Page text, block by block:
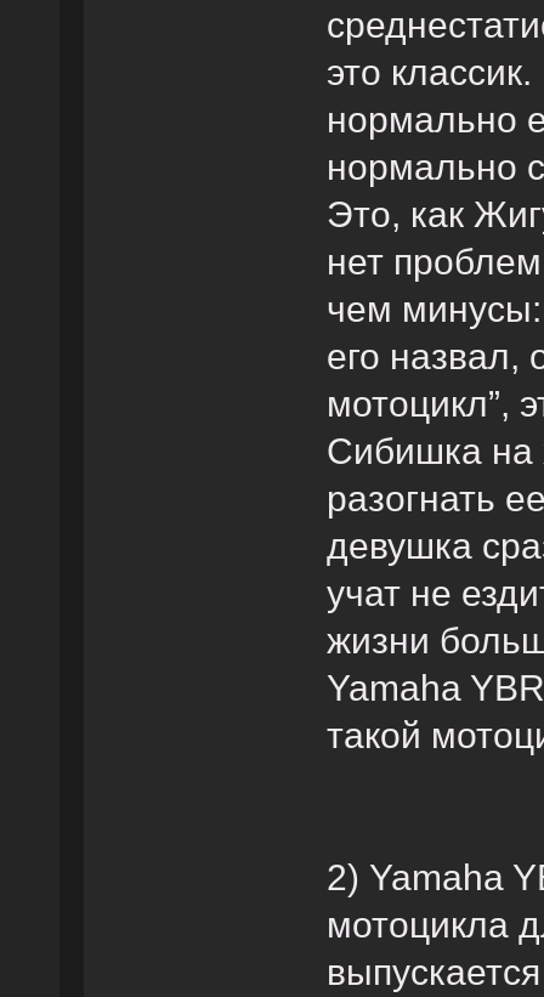
это
нормально
нормально
Это, как
нет
чем минусы:
его назвал,
мотоцикл”,
Сибишка на
разогнать
девушка
учат не
жизни
Yamaha
такой
2) Yamaha
мотоцикла